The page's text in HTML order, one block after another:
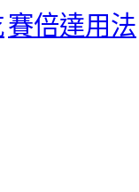
賽倍達用法